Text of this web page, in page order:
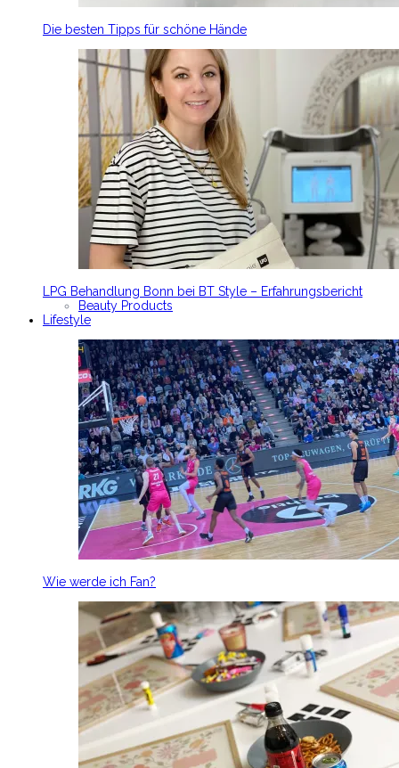
Die besten Tipps für schöne Hände
LPG Behandlung Bonn bei BT Style – Erfahrungsbericht
Beauty Products
Lifestyle
Wie werde ich Fan?